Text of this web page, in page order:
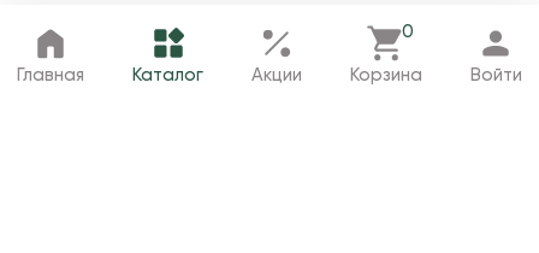
Главная Каталог Избранное Корзина Профиль
Главная Каталог Акции
0
Корзина Войти
© 2026 ООО «МИРРЭЙ»